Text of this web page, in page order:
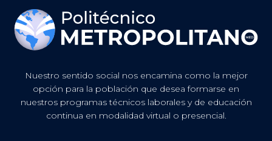
Nuestro sentido social nos encamina como la mejor
opción para la población que desea formarse en
nuestros programas técnicos laborales y de educación
continua en modalidad virtual o presencial.